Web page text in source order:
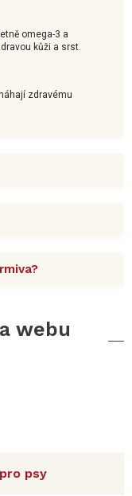
omega-3 a
kůži a srst.
zdravému
webu
psy